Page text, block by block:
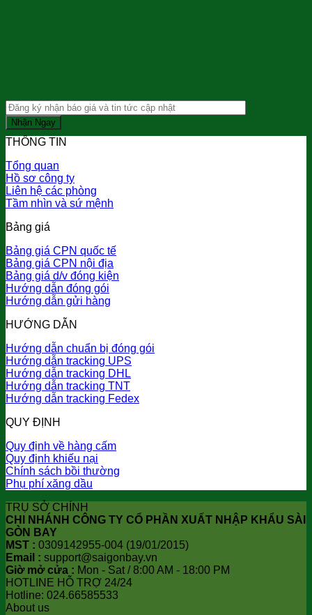
THÔNG TIN
Tổng quan
Hồ sơ công ty
Liên hệ các phòng
Tầm nhìn và sứ mệnh
Bảng giá
Bảng giá CPN quốc tế
Bảng giá CPN nội địa
Bảng giá d/v đóng kiện
Hướng dẫn đóng gói
Hướng dẫn gửi hàng
HƯỚNG DẪN
Hướng dẫn chuẩn bị đóng gói
Hướng dẫn tracking UPS
Hướng dẫn tracking DHL
Hướng dẫn tracking TNT
Hướng dẫn tracking Fedex
QUY ĐỊNH
Quy định về hàng cấm
Quy định khiếu nại
Chính sách bồi thường
Phụ phí xăng dầu
TRỤ SỞ CHÍNH
CHI NHÁNH CÔNG TY CỔ PHẦN XUẤT NHẬP KHẨU SÀI
GÒN BAY
MST : 0309142955-004 (19/01/2015)
Email : support@saigonbay.vn
Giờ mở cửa : Mon - Sat / 8:00 AM - 18:00 PM
HOTLINE HỖ TRỢ 24/24
Hotline: 024.66585533
About us